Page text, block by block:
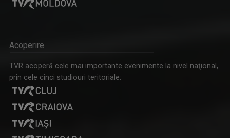
Acoperire
TVR acoperă cele mai importante evenimente la nivel naţional,
prin cele cinci studiouri teritoriale: